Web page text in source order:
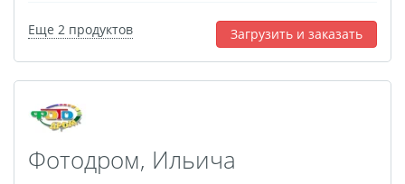
Фотопазл
Печать на CD/DVD
пластина
Коврик для мыши
Еще 2 продуктов Загрузить и заказать
Фотодром, Ильича